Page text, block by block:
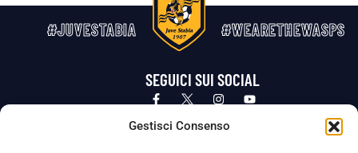
Gestisci Consenso
#JUVESTABIA #WEARETHEWASPS
SEGUICI SUI SOCIAL
Privacy Policy Cookie Policy